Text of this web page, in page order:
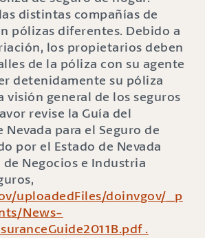
distintas compañías de
pólizas diferentes. Debido a
los propietarios deben
de la póliza con su agente
detenidamente su póliza
visión general de los seguros
revise la Guía del
Nevada para el Seguro de
por el Estado de Nevada
Negocios e Industria
uploadedFiles/doinvgov/_p
News-
.